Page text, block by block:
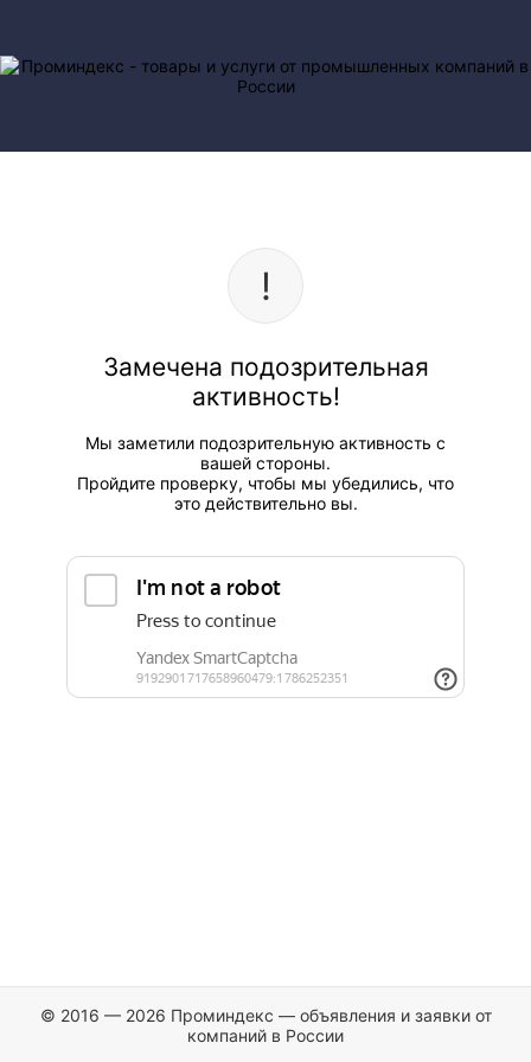
Замечена подозрительная
активность!
Мы заметили подозрительную активность с
вашей стороны.
Пройдите проверку, чтобы мы убедились, что
это действительно вы.
© 2016 — 2026 Проминдекс — объявления и заявки от
компаний в России